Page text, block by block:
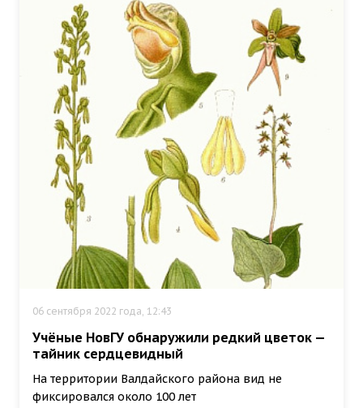
06 сентября 2022 года, 12:43
Учёные НовГУ обнаружили редкий цветок —
тайник сердцевидный
На территории Валдайского района вид не
фиксировался около 100 лет